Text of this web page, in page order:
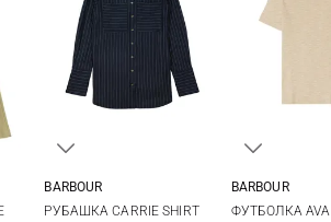
BARBOUR
РУБАШКА CARRIE SHIRT
BARBOUR
ФУТБОЛКА AVA